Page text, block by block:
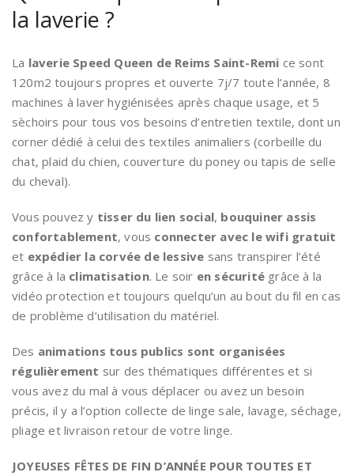
la laverie ?
La laverie Speed Queen de Reims Saint-Remi ce sont
120m2 toujours propres et ouverte 7j/7 toute l’année, 8
machines à laver hygiénisées après chaque usage, et 5
sèchoirs pour tous vos besoins d’entretien textile, dont un
corner dédié à celui des textiles animaliers (corbeille du
chat, plaid du chien, couverture du poney ou tapis de selle
du cheval).
Vous pouvez y tisser du lien social, bouquiner assis
confortablement, vous connecter avec le wifi gratuit
et expédier la corvée de lessive sans transpirer l’été
grâce à la climatisation. Le soir en sécurité grâce à la
vidéo protection et toujours quelqu’un au bout du fil en cas
de problème d’utilisation du matériel.
Des animations tous publics sont organisées
régulièrement sur des thématiques différentes et si
vous avez du mal à vous déplacer ou avez un besoin
précis, il y a l’option collecte de linge sale, lavage, séchage,
pliage et livraison retour de votre linge.
JOYEUSES FÊTES DE FIN D’ANNÉE POUR TOUTES ET